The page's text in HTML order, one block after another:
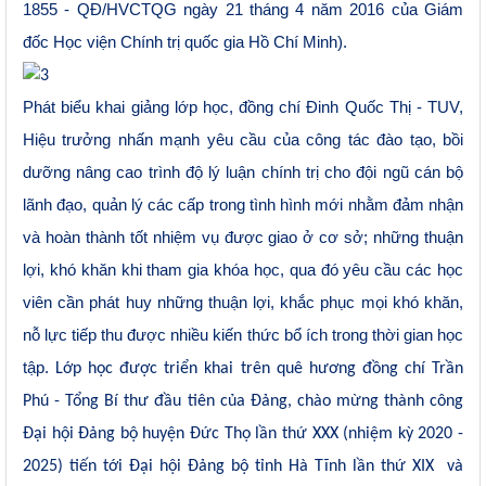
1855 - QĐ/HVCTQG ngày 21 tháng 4 năm 2016 của Giám
đốc Học viện Chính trị quốc gia Hồ Chí Minh).
Phát biểu khai giảnglớp học, đồng chí Đinh Quốc Thị- TUV,
Hiệu trưởng nhấn mạnh yêu cầu của công tác đào tạo, bồi
dưỡng nâng cao trình độ lý luận chính trị cho đội ngũ cán bộ
lãnh đạo, quản lý các cấp trong tìnhhình mới nhằm đảm nhận
và hoàn thành tốt nhiệm vụ được giao ở cơ sở; những thuận
lợi, khó khăn khi tham gia khóa học, qua đó yêu cầu các học
viên cần phát huy những thuận lợi, khắc phục mọi khó khăn,
nỗ lực tiếp thu được nhiều kiến thức bổ ích trong thời gian học
tập. Lớp học được triển khai trên quê hương đồng chí Trần
Phú - Tổng Bí thư đầu tiên của Đảng, chào mừng thành công
Đại hội Đảng bộ huyện Đức Thọ lần thứ XXX (nhiệm kỳ 2020 -
2025) tiến tới Đại hội Đảng bộ tỉnh Hà Tĩnh lần thứ XIX và